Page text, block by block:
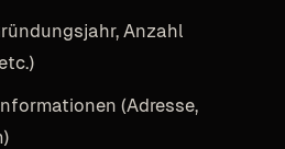
Anzahl
(Adresse,